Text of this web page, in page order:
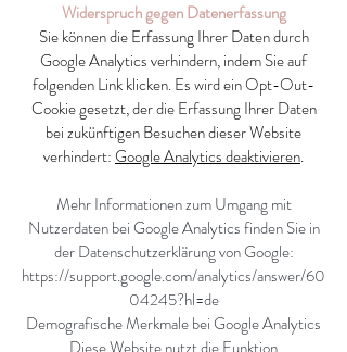
Widerspruch gegen Datenerfassung
Sie können die Erfassung Ihrer Daten durch
Google Analytics verhindern, indem Sie auf
folgenden Link klicken. Es wird ein Opt-Out-
Cookie gesetzt, der die Erfassung Ihrer Daten
bei zukünftigen Besuchen dieser Website
verhindert:Google Analytics deaktivieren.
Mehr Informationen zum Umgang mit
Nutzerdaten bei Google Analytics finden Sie in
der Datenschutzerklärung von Google:
https://support.google.com/analytics/answer/60
04245?hl=de
Demografische Merkmale bei Google Analytics